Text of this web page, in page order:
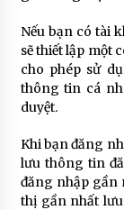
Nếu bạn có tài
sẽ thiết lập một
cho phép sử
thông tin cá
duyệt.
Khi bạn đăng
lưu thông tin
đăng nhập gần
thị gần nhất lưu